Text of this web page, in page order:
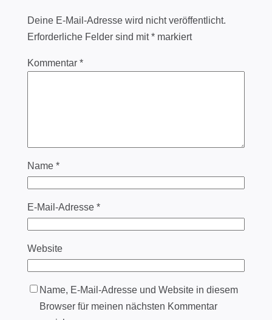
Deine E-Mail-Adresse wird nicht veröffentlicht.
Erforderliche Felder sind mit*markiert
Kommentar *
Name *
E-Mail-Adresse *
Website
Name, E-Mail-Adresse und Website in diesem
Browser für meinen nächsten Kommentar